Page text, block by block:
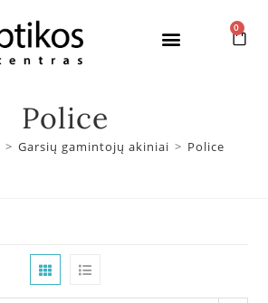
0
Police
> Garsių gamintojų akiniai > Police